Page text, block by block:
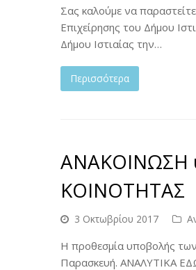
Σας καλούμε να
Επιχείρησης του Δήμου
Δήμου Ιστιαίας την…
Περισσότερα
ΑΝΑΚΟΙΝΩΣΗ
ΚΟΙΝΟΤΗΤΑΣ
3 Οκτωβρίου 2017
Η προθεσμία υποβολής
Παρασκευή. ΑΝΑΛΥΤΙΚΑ